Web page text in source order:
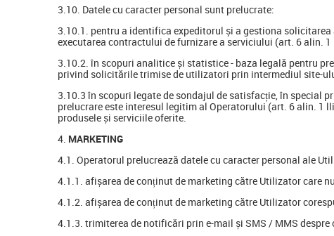
3.10. Datele cu caracter personal sunt prelucrate:
3.10.1. pentru a identifica expeditorul și a gestiona
executarea contractului de furnizare a serviciului (art. 6 alin. 1
3.10.2. în scopuri analitice și statistice - baza legală pentru
privind solicitările trimise de utilizatori prin intermediul site-
3.10.3 în scopuri legate de sondajul de satisfacție, în special
prelucrare este interesul legitim al Operatorului (art. 6 alin. 1
produsele și serviciile oferite.
MARKETING
4.1. Operatorul prelucrează datele cu caracter personal ale
4.1.1. afișarea de conținut de marketing către Utilizator care
4.1.2. afișarea de conținut de marketing către Utilizator
4.1.3. trimiterea de notificări prin e-mail și SMS / MMS